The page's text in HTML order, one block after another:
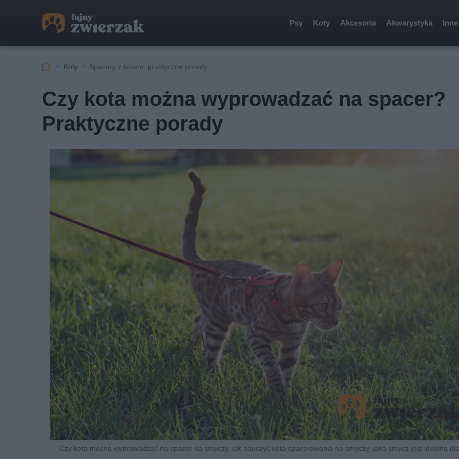
Psy Koty Akcesoria Akwarystyka
Koty Spacery z kotem: praktyczne porady
Czy kota można wyprowadzać na spacer?
Praktyczne porady
Czy kota można wyprowadzać na spacer na smyczy, jak nauczyć kota spacerowania na smyczy, jaka smycz jest idealna